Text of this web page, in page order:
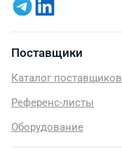
Поставщики
Каталог поставщиков
Референс-листы
Оборудование